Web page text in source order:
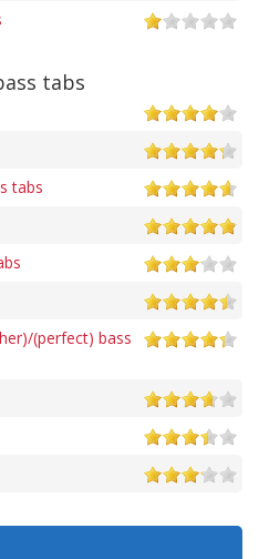
tabs
tabs
(perfect) bass